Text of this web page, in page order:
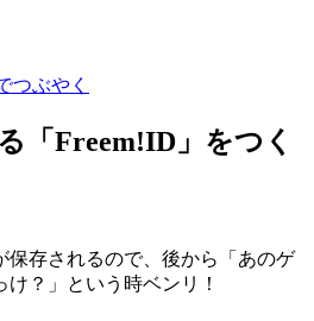
つぶやく
「 Freem!ID 」をつく
保存されるので、後から「あのゲ
？」という時ベンリ！